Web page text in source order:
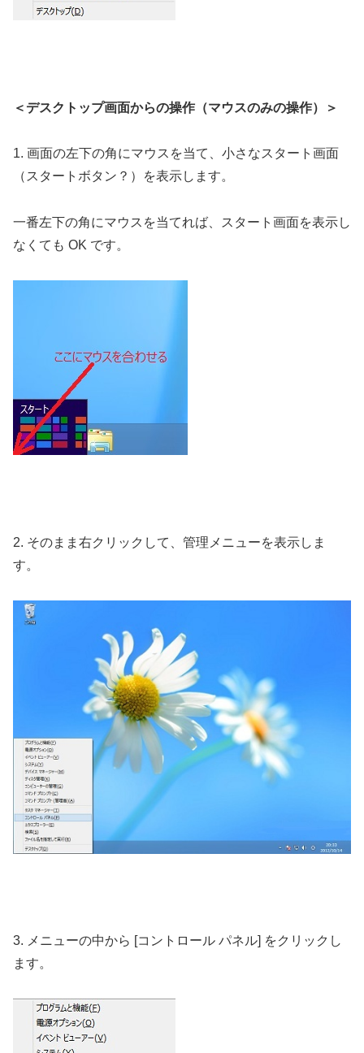
＜デスクトップ画面からの操作（マウスのみの操作）＞
1. 画面の左下の角にマウスを当て、小さなスタート画面
（スタートボタン？）を表示します。
一番左下の角にマウスを当てれば、スタート画面を表示し
なくても OK です。
2. そのまま右クリックして、管理メニューを表示しま
す。
3. メニューの中から [コントロール パネル] をクリックし
ます。